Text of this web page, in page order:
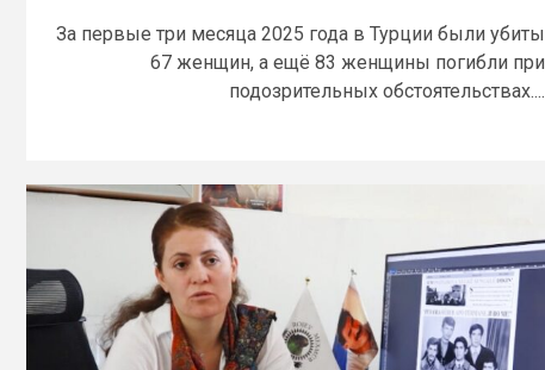
За первые три месяца 2025 года в Турции были убиты
67 женщин, а ещё 83 женщины погибли при
подозрительных обстоятельствах....